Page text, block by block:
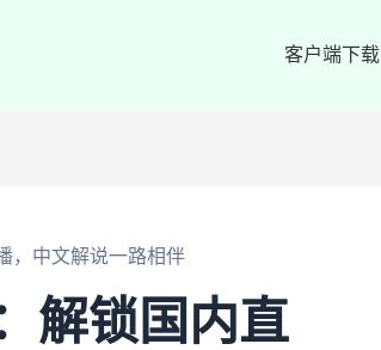
客户端下载
，中文解说一路相伴
解锁国内直